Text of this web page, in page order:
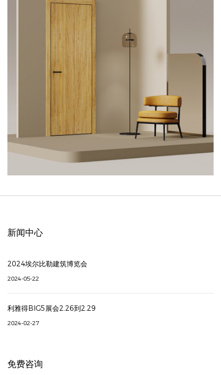
新闻中心
2024埃尔比勒建筑博览会
2024-05-22
利雅得BIG5展会2.26到2.29
2024-02-27
免费咨询